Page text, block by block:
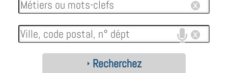
Recherchez